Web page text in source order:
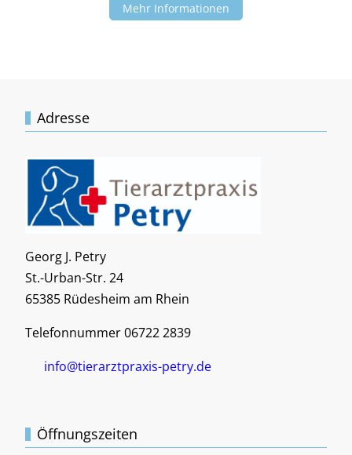
Mehr Informationen
Adresse
Georg J. Petry
St.-Urban-Str. 24
65385 Rüdesheim am Rhein
Telefonnummer 06722 2839
info@tierarztpraxis-petry.de
Öffnungszeiten